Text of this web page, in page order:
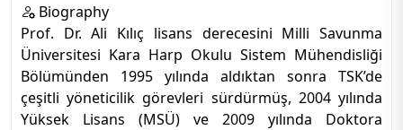
Biography
Prof. Dr. Ali Kılıç lisans derecesini Milli Savunma
Üniversitesi Kara Harp Okulu Sistem Mühendisliği
Bölümünden 1995 yılında aldıktan sonra TSK’de
çeşitli yöneticilik görevleri sürdürmüş, 2004 yılında
Yüksek Lisans (MSÜ) ve 2009 yılında Doktora